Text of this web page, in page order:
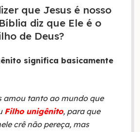
que Jesus é nosso
diz que Ele é o
de Deus?
significa basicamente
amou tanto ao mundo que
Filho unigênito, para que
crê não pereça, mas